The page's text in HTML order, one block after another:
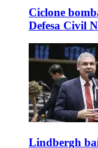
Ciclone
Defesa Civil
Lindbergh